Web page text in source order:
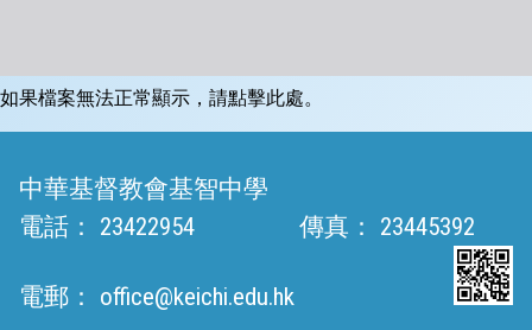
如果檔案無法正常顯示，請點擊此處。
中華基督教會基智中學
電話：
23422954 傳真： 23445392
電郵： office@keichi.edu.hk